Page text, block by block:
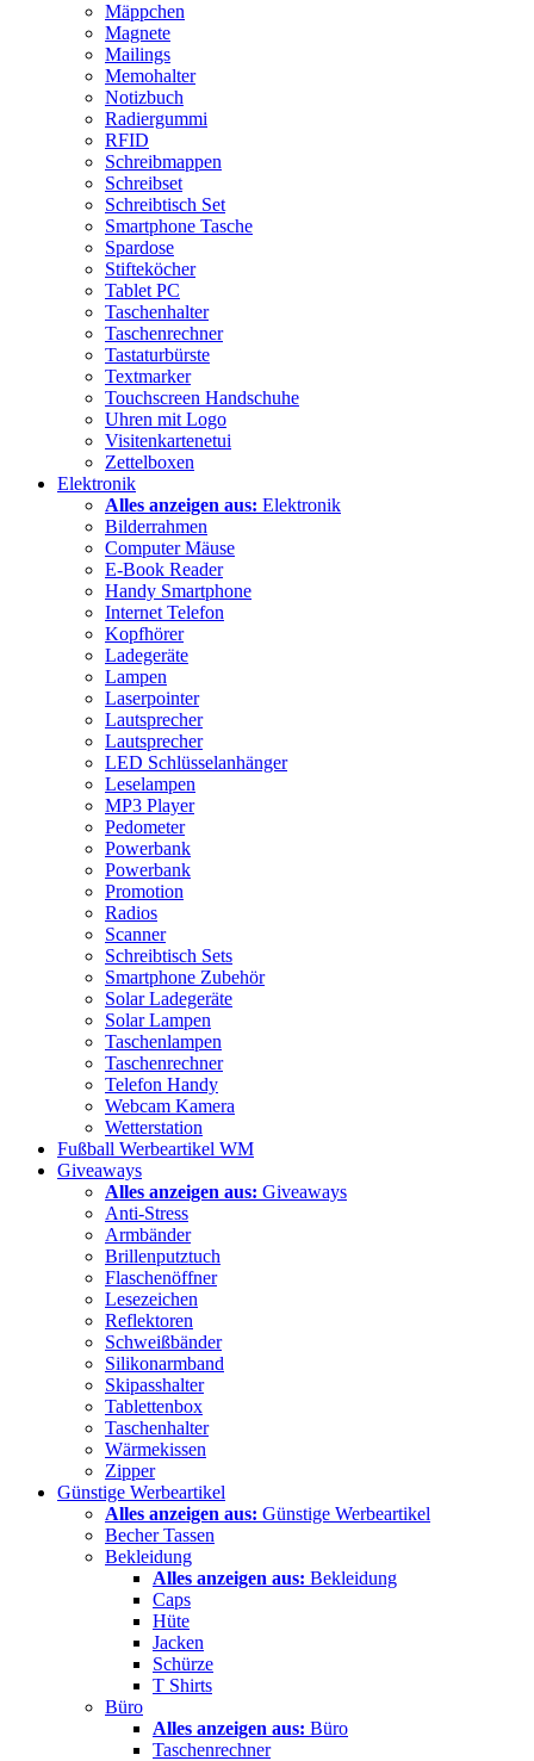
Mäppchen
Magnete
Mailings
Memohalter
Notizbuch
Radiergummi
RFID
Schreibmappen
Schreibset
Schreibtisch Set
Smartphone Tasche
Spardose
Stifteköcher
Tablet PC
Taschenhalter
Taschenrechner
Tastaturbürste
Textmarker
Touchscreen Handschuhe
Uhren mit Logo
Visitenkartenetui
Zettelboxen
Elektronik
Alles anzeigen aus: Elektronik
Bilderrahmen
Computer Mäuse
E-Book Reader
Handy Smartphone
Internet Telefon
Kopfhörer
Ladegeräte
Lampen
Laserpointer
Lautsprecher
Lautsprecher
LED Schlüsselanhänger
Leselampen
MP3 Player
Pedometer
Powerbank
Powerbank
Promotion
Radios
Scanner
Schreibtisch Sets
Smartphone Zubehör
Solar Ladegeräte
Solar Lampen
Taschenlampen
Taschenrechner
Telefon Handy
Webcam Kamera
Wetterstation
Fußball Werbeartikel WM
Giveaways
Alles anzeigen aus: Giveaways
Anti-Stress
Armbänder
Brillenputztuch
Flaschenöffner
Lesezeichen
Reflektoren
Schweißbänder
Silikonarmband
Skipasshalter
Tablettenbox
Taschenhalter
Wärmekissen
Zipper
Günstige Werbeartikel
Alles anzeigen aus: Günstige Werbeartikel
Becher Tassen
Bekleidung
Alles anzeigen aus: Bekleidung
Caps
Hüte
Jacken
Schürze
T Shirts
Büro
Alles anzeigen aus: Büro
Taschenrechner